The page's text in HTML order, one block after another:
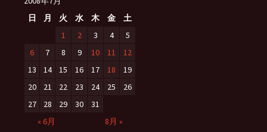
日
月 火 水 木 金
土
1
2 3 4
5
6
7 8 9 10 11
12
13
14 15 16 17 18
19
20
21 22 23 24 25
26
27
28 29 30
31
« 6月
8月 »